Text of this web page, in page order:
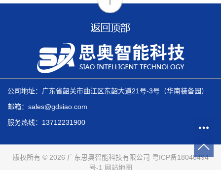
公司地址：广东省韶关市曲江区东韶大道21号-3号（华南装备园）
邮箱：sales@gdsiao.com
服务热线：13712231900
版权所有 © 2026 广东思奥智能科技有限公司 粤ICP备18048494
号-1 网站地图